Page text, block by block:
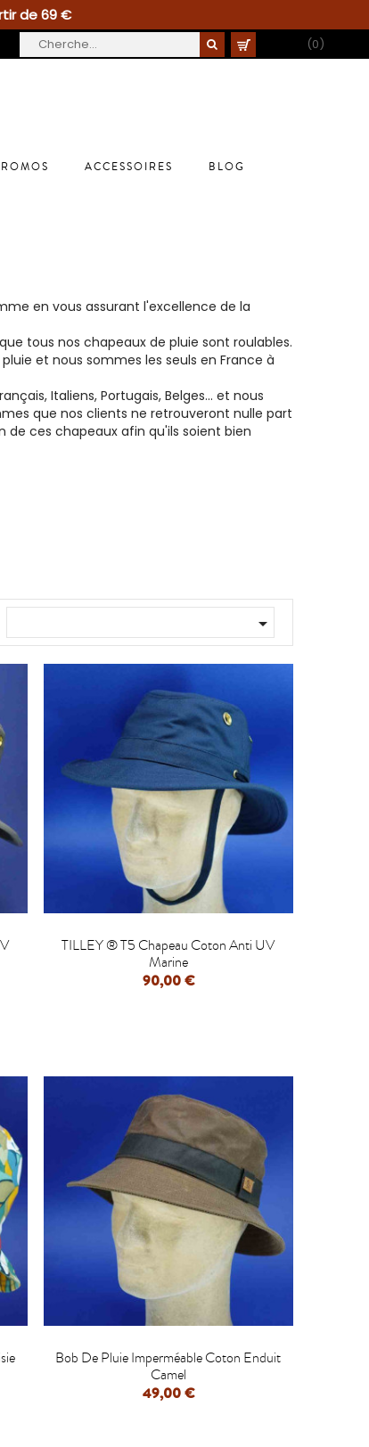
de 69 €
(0)
ACCESSOIRES BLOG
en vous assurant l'excellence de la
tous nos chapeaux de pluie sont roulables.
et nous sommes les seuls en France à
, Italiens, Portugais, Belges... et nous
que nos clients ne retrouveront nulle part
de ces chapeaux afin qu'ils soient bien


TILLEY ® T5 Chapeau Coton Anti UV
Marine
90,00 €

Bob De Pluie Imperméable Coton Enduit
Camel
49,00 €